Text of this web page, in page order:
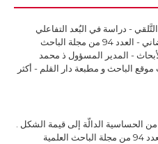
- دراسة في البُعد التفاعلي
للتدوينة . محسن رمضاني - العدد 94 من مجلة الباحث
- المدير المسؤول ذ محمد
الباحث و مطبعة دار القلم - أكثر
الحساسية الدالّة إلى قيمة الشكل .
أ.د. محمد حجاوي - العدد 94 من مجلة الباحث العلمية